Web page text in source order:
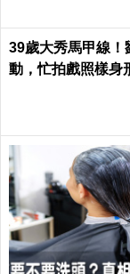
39歲大秀馬甲線！
動，忙拍戲照樣身